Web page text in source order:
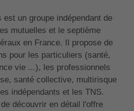
est un groupe indépendant de
mutuelles et le septième
en France. Il propose de
pour les particuliers (santé,
vie ...), les professionnels
santé collective, multirisque
indépendants et les TNS.
découvrir en détail l'offre